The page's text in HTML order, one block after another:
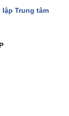
lập Trung tâm